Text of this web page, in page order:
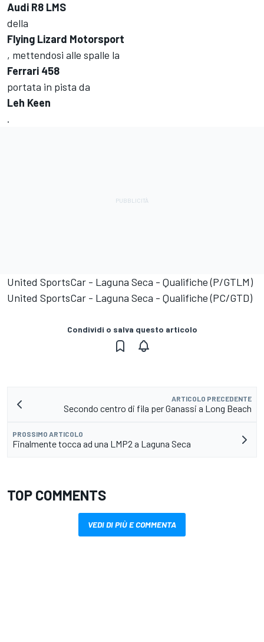
Audi R8 LMS
della
Flying Lizard Motorsport
, mettendosi alle spalle la
Ferrari 458
portata in pista da
Leh Keen
.
United SportsCar - Laguna Seca - Qualifiche (P/GTLM)
United SportsCar - Laguna Seca - Qualifiche (PC/GTD)
Condividi o salva questo articolo
ARTICOLO PRECEDENTE
Secondo centro di fila per Ganassi a Long Beach
PROSSIMO ARTICOLO
Finalmente tocca ad una LMP2 a Laguna Seca
TOP COMMENTS
VEDI DI PIÙ E COMMENTA